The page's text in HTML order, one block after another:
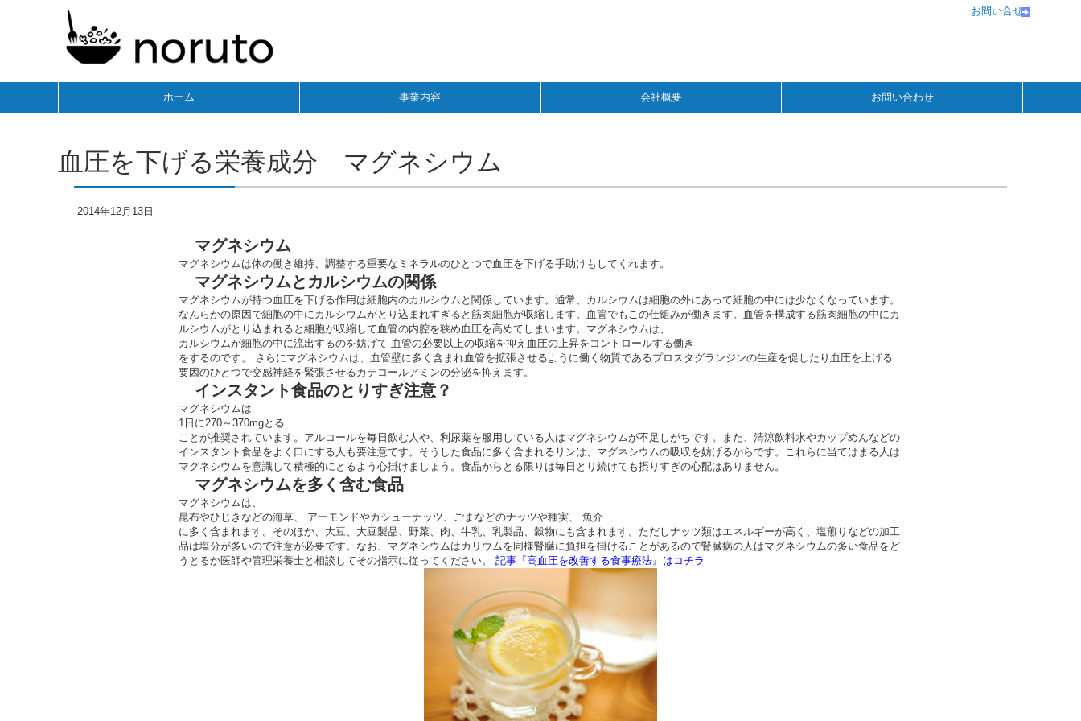
お問い合せ
ホーム 事業内容 会社概要 お問い合わせ
血圧を下げる栄養成分 マグネシウム
2014年12月13日
マグネシウム
マグネシウムは体の働き維持、調整する重要なミネラルのひとつで血圧を下げる手助けもしてくれます。
マグネシウムとカルシウムの関係
マグネシウムが持つ血圧を下げる作用は細胞内のカルシウムと関係しています。通常、カルシウムは細胞の外にあって細胞の中には少なくなっています。
なんらかの原因で細胞の中にカルシウムがとり込まれすぎると筋肉細胞が収縮します。血管でもこの仕組みが働きます。血管を構成する筋肉細胞の中にカ
ルシウムがとり込まれると細胞が収縮して血管の内腔を狭め血圧を高めてしまいます。マグネシウムは、
カルシウムが細胞の中に流出するのを妨げて 血管の必要以上の収縮を抑え血圧の上昇をコントロールする働き
をするのです。 さらにマグネシウムは、血管壁に多く含まれ血管を拡張させるように働く物質であるプロスタグランジンの生産を促したり血圧を上げる
要因のひとつで交感神経を緊張させるカテコールアミンの分泌を抑えます。
インスタント食品のとりすぎ注意？
マグネシウムは
1日に270～370mgとる
ことが推奨されています。アルコールを毎日飲む人や、利尿薬を服用している人はマグネシウムが不足しがちです。また、清涼飲料水やカップめんなどの
インスタント食品をよく口にする人も要注意です。そうした食品に多く含まれるリンは、マグネシウムの吸収を妨げるからです。これらに当てはまる人は
マグネシウムを意識して積極的にとるよう心掛けましょう。食品からとる限りは毎日とり続けても摂りすぎの心配はありません。
マグネシウムを多く含む食品
マグネシウムは、
昆布やひじきなどの海草、 アーモンドやカシューナッツ、ごまなどのナッツや種実、 魚介
に多く含まれます。そのほか、大豆、大豆製品、野菜、肉、牛乳、乳製品、穀物にも含まれます。ただしナッツ類はエネルギーが高く、塩煎りなどの加工
品は塩分が多いので注意が必要です。なお、マグネシウムはカリウムを同様腎臓に負担を掛けることがあるので腎臓病の人はマグネシウムの多い食品をど
うとるか医師や管理栄養士と相談してその指示に従ってください。 記事『高血圧を改善する食事療法』はコチラ